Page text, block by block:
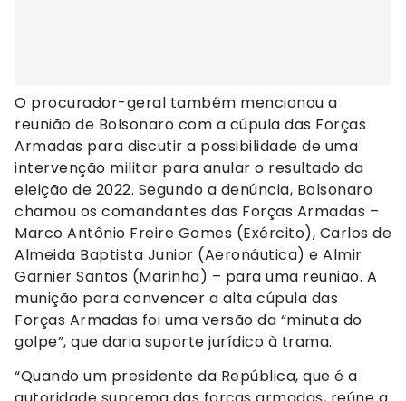
O procurador-geral também mencionou a
reunião de Bolsonaro com a cúpula das Forças
Armadas para discutir a possibilidade de uma
intervenção militar para anular o resultado da
eleição de 2022. Segundo a denúncia, Bolsonaro
chamou os comandantes das Forças Armadas –
Marco Antônio Freire Gomes (Exército), Carlos de
Almeida Baptista Junior (Aeronáutica) e Almir
Garnier Santos (Marinha) – para uma reunião. A
munição para convencer a alta cúpula das
Forças Armadas foi uma versão da “minuta do
golpe”, que daria suporte jurídico à trama.
“Quando um presidente da República, que é a